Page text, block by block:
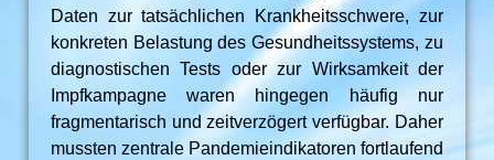
Daten zur tatsächlichen Krankheitsschwere, zur
konkreten Belastung des Gesundheitssystems, zu
diagnostischen Tests oder zur Wirksamkeit der
Impfkampagne waren hingegen häufig nur
fragmentarisch und zeitverzögert verfügbar. Daher
mussten zentrale Pandemieindikatoren fortlaufend